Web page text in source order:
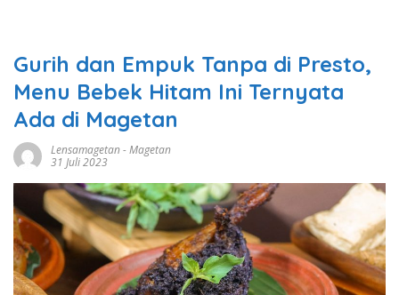
Gurih dan Empuk Tanpa di Presto,
Menu Bebek Hitam Ini Ternyata
Ada di Magetan
Lensamagetan-Magetan
31 Juli 2023